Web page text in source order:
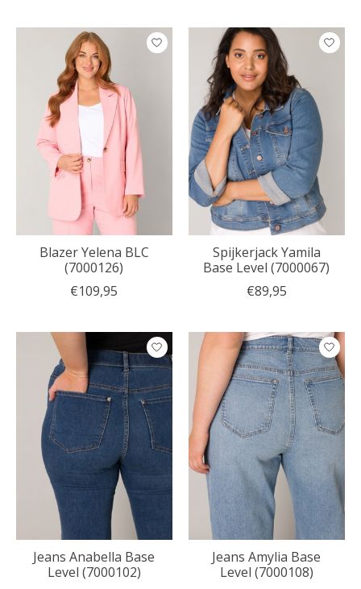
Blazer Yelena BLC
(7000126)
€109,95
Spijkerjack Yamila
Base Level (7000067)
€89,95
Jeans Anabella Base
Level (7000102)
Jeans Amylia Base
Level (7000108)